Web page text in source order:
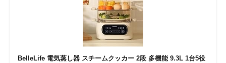
BelleLife 電気蒸し器 スチームクッカー 2段 多機能 9.3L 1台5役